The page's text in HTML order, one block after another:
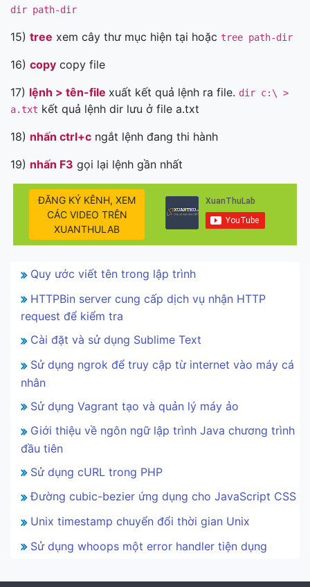
dir path-dir
15) tree xem cây thư mục hiện tại hoặc tree path-dir
16) copy copy file
17) lệnh > tên-file xuất kết quả lệnh ra file. dir c:\ >
a.txt kết quả lệnh dir lưu ở file a.txt
18) nhấn ctrl+c ngắt lệnh đang thi hành
19) nhấn F3 gọi lại lệnh gần nhất
ĐĂNG KÝ KÊNH, XEM
CÁC VIDEO TRÊN
XUANTHULAB
Quy ước viết tên trong lập trình
HTTPBin server cung cấp dịch vụ nhận HTTP
request để kiểm tra
Cài đặt và sử dụng Sublime Text
Sử dụng ngrok để truy cập từ internet vào máy cá
nhân
Sử dụng Vagrant tạo và quản lý máy ảo
Giới thiệu về ngôn ngữ lập trình Java chương trình
đầu tiên
Sử dụng cURL trong PHP
Đường cubic-bezier ứng dụng cho JavaScript CSS
Unix timestamp chuyển đổi thời gian Unix
Sử dụng whoops một error handler tiện dụng